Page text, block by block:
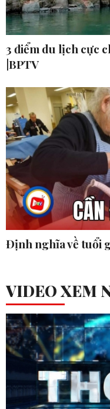
3 điểm du lịch cực
|BPTV
Định nghĩa về tuổi
VIDEO XEM